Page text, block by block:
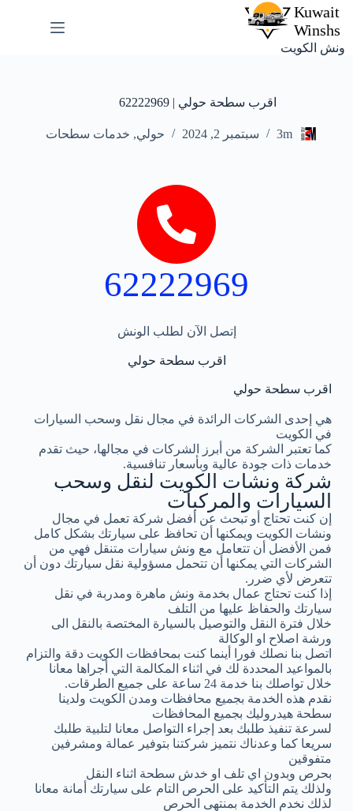
ونش الكويت
اقرب سطحة حولي | 62222969
3m سبتمبر 2, 2024 حولي, خدمات سطحات
62222969
إتصل الآن لطلب الونش
اقرب سطحة حولي
اقرب سطحة حولي
هي إحدى الشركات الرائدة في مجال نقل وسحب السيارات
في الكويت
كما تعتبر الشركة من أبرز الشركات في مجالها، حيث تقدم
خدمات ذات جودة عالية وبأسعار تنافسية.
شركة ونشات الكويت لنقل وسحب
السيارات والمركبات
إن كنت تحتاج أو تبحث عن أفضل شركة تعمل في مجال
ونشات الكويت ويمكنها أن تحافظ على سيارتك بشكل كامل
فمن الأفضل أن تتعامل مع ونش سيارات متنقل فهي من
الشركات التي يمكنها أن تتحمل مسؤولية نقل سيارتك دون أن
تتعرض لأي ضرر.
إذا كنت تحتاج عمال بخدمة ونش ماهرة ومدربة في نقل
سيارتك والحفاظ عليها من التلف
خلال فترة النقل والتوصيل بالسيارة المختصة بالنقل الى
ورشة اصلاح او الوكالة
اتصل بنا نصلك فورا أينما كنت بمحافظات الكويت دقة والتزام
بالمواعيد المحددة لك في اثناء المكالمة التي أجراها معانا
خلال تواصلك بنا خدمة 24 ساعة على جميع الطرقات.
نقدم هذه الخدمة بجميع محافظات ومدن الكويت ولدينا
سطحة هيدروليك بجميع المحافظات
لسرعة تنفيذ طلبك بعد إجراء التواصل معانا لتلبية طلبك
سريعا كما وعدناك نتميز شركتنا بتوفير عمالة ومشرفين
متفوقين
بحرص وبدون اي تلف او خدش سطحة اثناء النقل
ولذلك يتم التأكيد على الحرص التام على سيارتك أمانة معانا
لذلك نخدم الخدمة بمنتهى الحرص